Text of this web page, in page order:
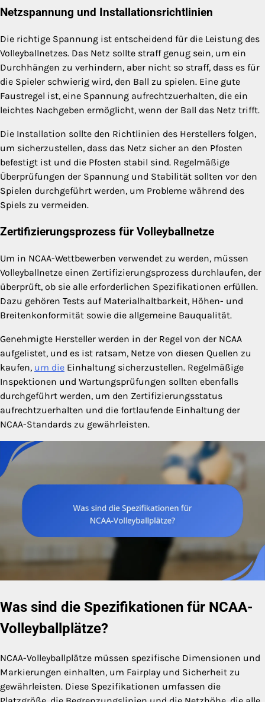
Netzspannung und Installationsrichtlinien
Die richtige Spannung ist entscheidend für die Leistung des
Volleyballnetzes. Das Netz sollte straff genug sein, um ein
Durchhängen zu verhindern, aber nicht so straff, dass es für
die Spieler schwierig wird, den Ball zu spielen. Eine gute
Faustregel ist, eine Spannung aufrechtzuerhalten, die ein
leichtes Nachgeben ermöglicht, wenn der Ball das Netz trifft.
Die Installation sollte den Richtlinien des Herstellers folgen,
um sicherzustellen, dass das Netz sicher an den Pfosten
befestigt ist und die Pfosten stabil sind. Regelmäßige
Überprüfungen der Spannung und Stabilität sollten vor den
Spielen durchgeführt werden, um Probleme während des
Spiels zu vermeiden.
Zertifizierungsprozess für Volleyballnetze
Um in NCAA-Wettbewerben verwendet zu werden, müssen
Volleyballnetze einen Zertifizierungsprozess durchlaufen, der
überprüft, ob sie alle erforderlichen Spezifikationen erfüllen.
Dazu gehören Tests auf Materialhaltbarkeit, Höhen- und
Breitenkonformität sowie die allgemeine Bauqualität.
Genehmigte Hersteller werden in der Regel von der NCAA
aufgelistet, und es ist ratsam, Netze von diesen Quellen zu
kaufen, um die Einhaltung sicherzustellen. Regelmäßige
Inspektionen und Wartungsprüfungen sollten ebenfalls
durchgeführt werden, um den Zertifizierungsstatus
aufrechtzuerhalten und die fortlaufende Einhaltung der
NCAA-Standards zu gewährleisten.
Was sind die Spezifikationen für NCAA-
Volleyballplätze?
NCAA-Volleyballplätze müssen spezifische Dimensionen und
Markierungen einhalten, um Fairplay und Sicherheit zu
gewährleisten. Diese Spezifikationen umfassen die